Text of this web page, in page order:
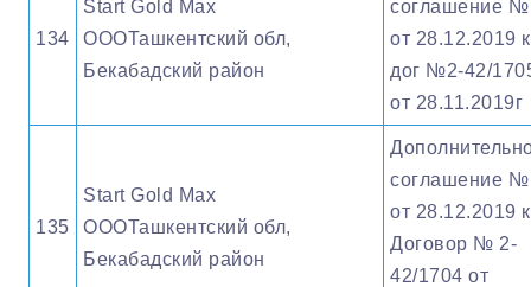
134
Start Gold Max
ОООТашкентский обл,
Бекабадский район
соглашение №
от 28.12.2019 к
дог №2-42/
от 28.11.2019г
135
Start Gold Max
ОООТашкентский обл,
Бекабадский район
соглашение №
от 28.12.2019 к
Договор № 2-
42/1704 от